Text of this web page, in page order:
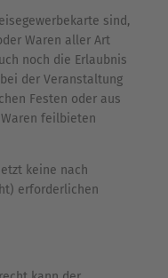
sind,
Waren aller Art
noch die Erlaubnis
der Veranstaltung
Festen oder aus
feilbieten
keine nach
erforderlichen